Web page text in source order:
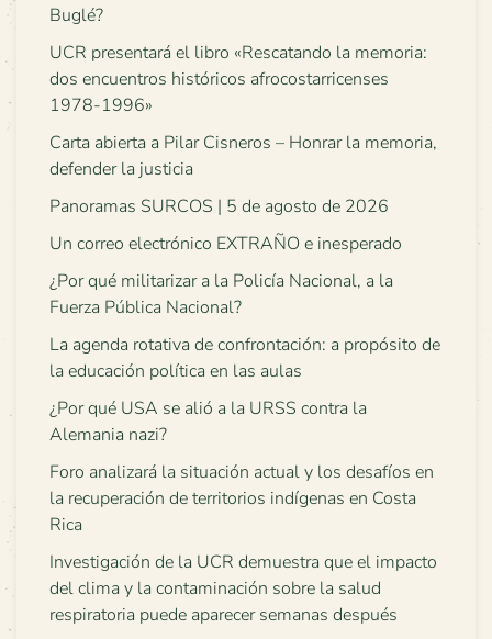
Buglé?
UCR presentará el libro «Rescatando la memoria:
dos encuentros históricos afrocostarricenses
1978-1996»
Carta abierta a Pilar Cisneros – Honrar la memoria,
defender la justicia
Panoramas SURCOS | 5 de agosto de 2026
Un correo electrónico EXTRAÑO e inesperado
¿Por qué militarizar a la Policía Nacional, a la
Fuerza Pública Nacional?
La agenda rotativa de confrontación: a propósito de
la educación política en las aulas
¿Por qué USA se alió a la URSS contra la
Alemania nazi?
Foro analizará la situación actual y los desafíos en
la recuperación de territorios indígenas en Costa
Rica
Investigación de la UCR demuestra que el impacto
del clima y la contaminación sobre la salud
respiratoria puede aparecer semanas después